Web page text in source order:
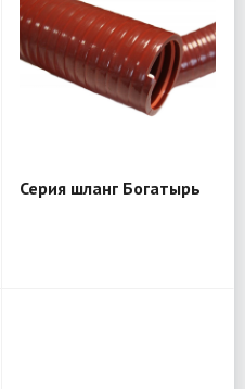
Серия шланг Богатырь